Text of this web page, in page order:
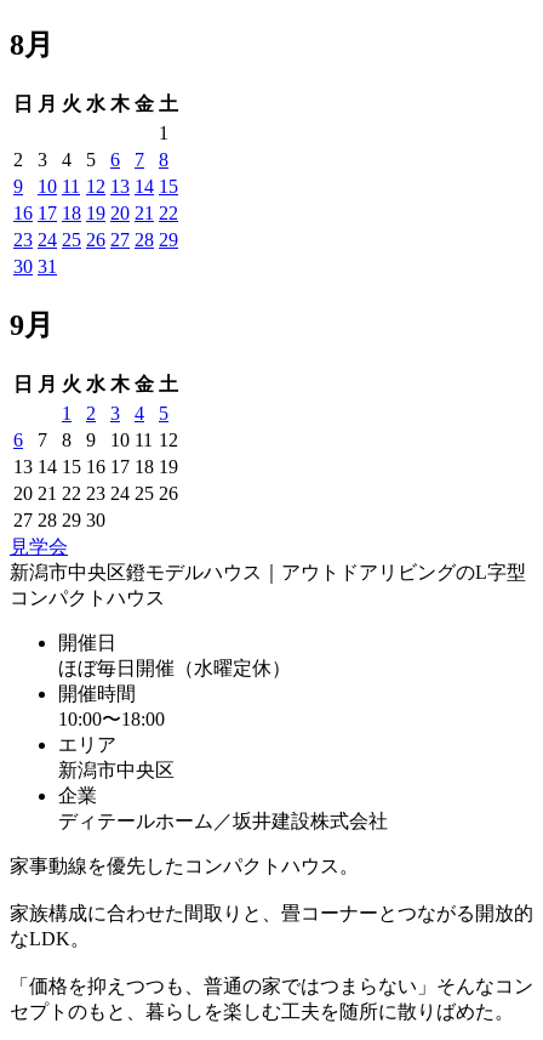
8月
日 月 火 水 木 金 土
1
2
3 4 5 6 7
8
9
10 11 12 13 14 15
16 17 18 19 20 21 22
23 24 25 26 27 28 29
30 31
9月
日 月 火 水 木 金 土
1
2 3 4
5
6
7 8 9 10 11 12
13 14 15 16 17 18 19
20 21 22 23 24 25 26
27 28 29 30
見学会
新潟市中央区鐙モデルハウス｜アウトドアリビングのL字型
コンパクトハウス
開催日
ほぼ毎日開催（水曜定休）
開催時間
10:00〜18:00
エリア
新潟市中央区
企業
ディテールホーム／坂井建設株式会社
家事動線を優先したコンパクトハウス。
家族構成に合わせた間取りと、畳コーナーとつながる開放的
なLDK。
「価格を抑えつつも、普通の家ではつまらない」そんなコン
セプトのもと、暮らしを楽しむ工夫を随所に散りばめた。